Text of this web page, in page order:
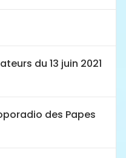
du 13 juin 2021
des Papes